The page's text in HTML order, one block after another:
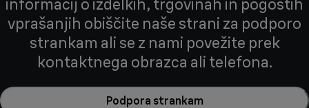
informacij o izdelkih, trgovinah in pogostih
vprašanjih obiščite naše strani za podporo
strankam ali se z nami povežite prek
kontaktnega obrazca ali telefona.
Podpora strankam